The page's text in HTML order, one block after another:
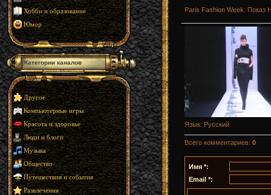
Хобби и образование
Юмор
Категории каналов
Другое
Компьютерные игры
Красота и здоровье
Люди и блоги
Музыка
Общество
Путешествия и события
Развлечения
Paris Fashion Week. Показ
Язык: Русский
Всего комментариев: 0
Имя *:
Email *: